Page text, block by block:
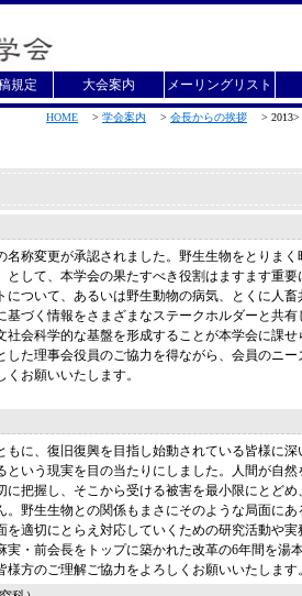
規定 大会案内 メーリングリスト
HOME > 学会案内 > 会長からの挨拶 > 2013>
称変更が承認されました。野生生物をとりまく
して、本学会の果たすべき役割はますます重要
ついて、あるいは野生動物の病気、とくに人畜
づく情報をさまざまなステークホルダーと共有
会科学的な基盤を形成することが本学会に課せ
た理事会役員のご協力を得ながら、会員のニー
お願いいたします。
に、復旧復興を目指し始動されている皆様に深
いう現実を目の当たりにしました。人間が自然
把握し、そこから受ける被害を最小限にとどめ
野生生物との関係もまさにそのような局面にあ
適切にとらえ対応していくための研究活動や実
・前会長をトップに築かれた改革の6年間を湯
方のご理解ご協力をよろしくお願いいたします。